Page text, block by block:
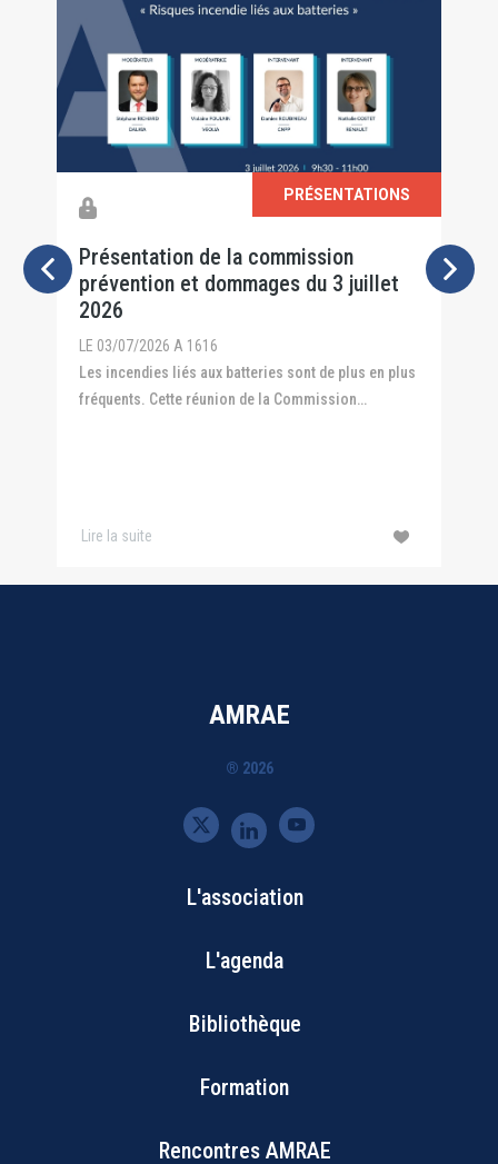
PRÉSENTATIONS
Présentation de la commission
prévention et dommages du 3 juillet
2026
LE 03/07/2026 A 1616
Les incendies liés aux batteries sont de plus en plus
fréquents. Cette réunion de la Commission
Lire la suite
AMRAE
® 2026
Bottom
Footer
Menu
L'association
L'agenda
Bibliothèque
Formation
Rencontres AMRAE